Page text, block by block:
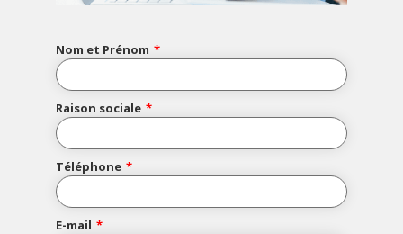
Nom et Prénom
Raison sociale
Téléphone
E-mail